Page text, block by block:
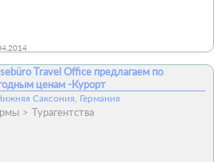
Travel Office предлагаем по
ценам -Курорт
Саксония, Германия
Турагентства